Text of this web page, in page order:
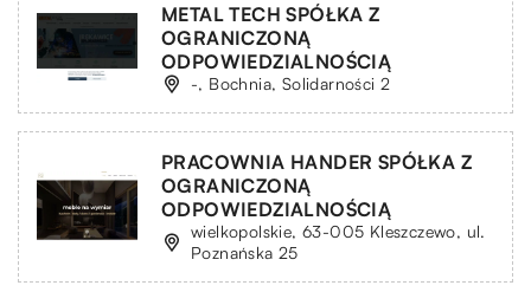
METAL TECH SPÓŁKA Z
OGRANICZONĄ
ODPOWIEDZIALNOŚCIĄ
-, Bochnia, Solidarności 2
PRACOWNIA HANDER SPÓŁKA Z
OGRANICZONĄ
ODPOWIEDZIALNOŚCIĄ
wielkopolskie, 63-005 Kleszczewo, ul.
Poznańska 25